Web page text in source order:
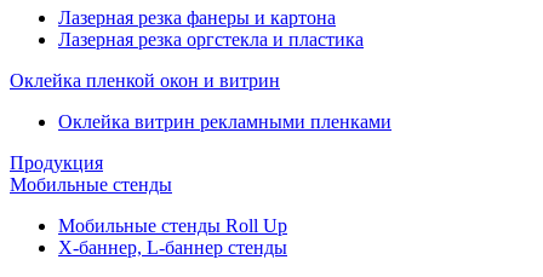
Лазерная резка фанеры и картона
Лазерная резка оргстекла и пластика
Оклейка пленкой окон и витрин
Оклейка витрин рекламными пленками
Продукция
Мобильные стенды
Мобильные стенды Roll Up
Х-баннер, L-баннер стенды